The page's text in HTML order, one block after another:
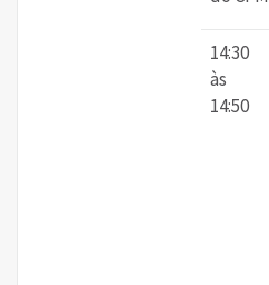
14:30
às
14:50